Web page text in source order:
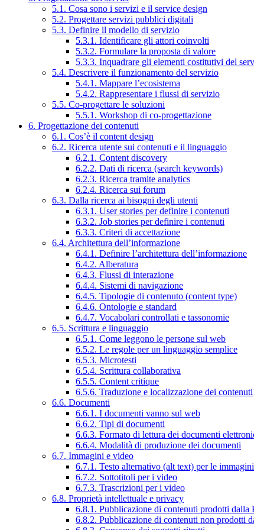
5.1. Cosa sono i servizi e il service design
5.2. Progettare servizi pubblici digitali
5.3. Definire il modello di servizio
5.3.1. Identificare gli attori coinvolti
5.3.2. Formulare la proposta di valore
5.3.3. Inquadrare gli elementi costitutivi del
5.4. Descrivere il funzionamento del servizio
5.4.1. Mappare l’ecosistema
5.4.2. Rappresentare i flussi di servizio
5.5. Co-progettare le soluzioni
5.5.1. Workshop di co-progettazione
6. Progettazione dei contenuti
6.1. Cos’è il content design
6.2. Ricerca utente sui contenuti e il linguaggio
6.2.1. Content discovery
6.2.2. Dati di ricerca (search keywords)
6.2.3. Ricerca tramite analytics
6.2.4. Ricerca sui forum
6.3. Dalla ricerca ai bisogni degli utenti
6.3.1. User stories per definire i contenuti
6.3.2. Job stories per definire i contenuti
6.3.3. Criteri di accettazione
6.4. Architettura dell’informazione
6.4.1. Definire l’architettura dell’informazione
6.4.2. Alberatura
6.4.3. Flussi di interazione
6.4.4. Sistemi di navigazione
6.4.5. Tipologie di contenuto (content type)
6.4.6. Ontologie e standard
6.4.7. Vocabolari controllati e tassonomie
6.5. Scrittura e linguaggio
6.5.1. Come leggono le persone sul web
6.5.2. Le regole per un linguaggio semplice
6.5.3. Microtesti
6.5.4. Scrittura collaborativa
6.5.5. Content critique
6.5.6. Traduzione e localizzazione dei contenuti
6.6. Documenti
6.6.1. I documenti vanno sul web
6.6.2. Tipi di documenti
6.6.3. Formato di lettura dei documenti
6.6.4. Modalità di produzione dei documenti
6.7. Immagini e video
6.7.1. Testo alternativo (alt text) per le immagini
6.7.2. Sottotitoli per i video
6.7.3. Trascrizioni per i video
6.8. Proprietà intellettuale e privacy
6.8.1. Pubblicazione di contenuti prodotti dalla
6.8.2. Pubblicazione di contenuti non prodotti